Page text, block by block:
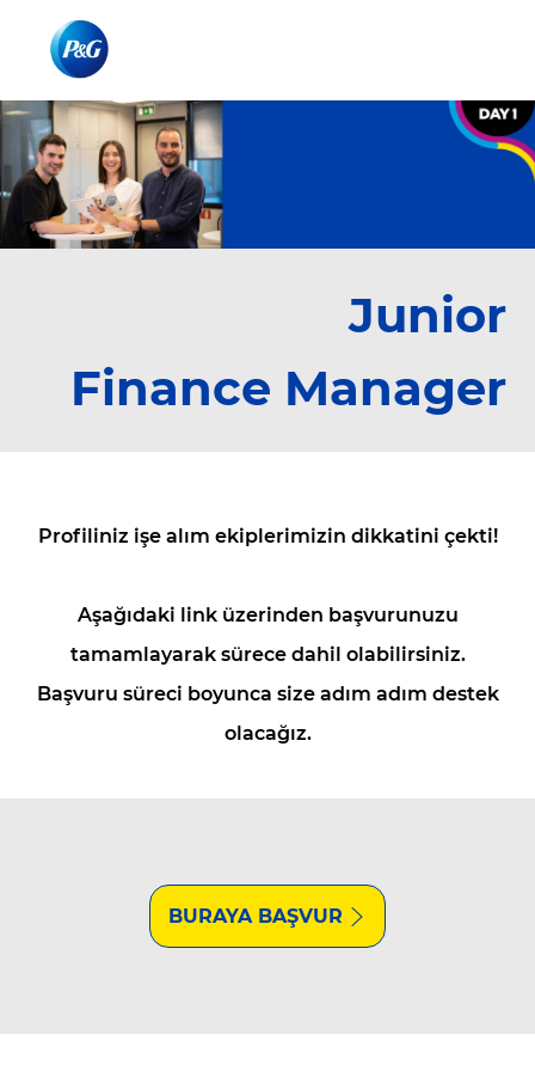
-
Junior
Finance Manager
Profiliniz işe alım ekiplerimizin dikkatini çekti!
Aşağıdaki link üzerinden başvurunuzu
tamamlayarak sürece dahil olabilirsiniz.
Başvuru süreci boyunca size adım adım destek
olacağız.
BURAYA BAŞVUR